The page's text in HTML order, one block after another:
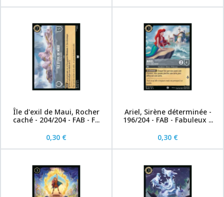
Île d'exil de Maui, Rocher
caché - 204/204 - FAB - F...
0,30 €
Ariel, Sirène déterminée -
196/204 - FAB - Fabuleux ...
0,30 €